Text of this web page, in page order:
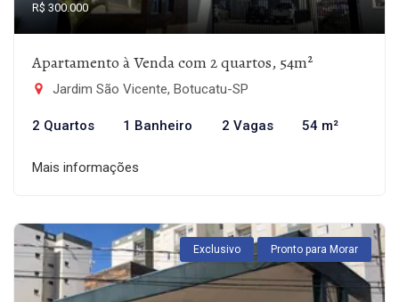
R$ 300.000
Apartamento à Venda com 2 quartos, 54m²
Jardim São Vicente, Botucatu-SP
2 Quartos 1 Banheiro 2 Vagas 54 m²
Mais informações
Exclusivo Pronto para Morar